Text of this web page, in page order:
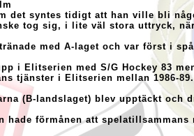
det syntes tidigt att han ville bli
tog sig, i lite väl stora uttryck,
med A-laget och var först i
i Elitserien med S/G Hockey 83
tjänster i Elitserien mellan 1986-89.
(B-landslaget) blev upptäckt och
hade förmånen att spelatillsammans